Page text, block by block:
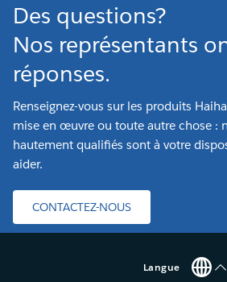
Des questions?
Nos représentants
réponses.
Renseignez-vous sur les produits
mise en œuvre ou toute autre chose :
hautement qualifiés sont à votre
aider.
CONTACTEZ-NOUS
Langue